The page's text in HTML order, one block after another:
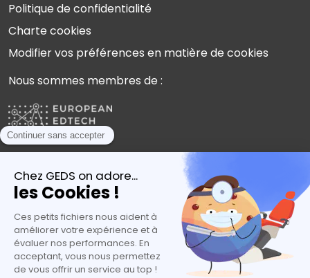
Politique de confidentialité
Charte cookies
Modifier vos préférences en matière de cookies
Nous sommes membres de :
Plébiscités par les experts de l’orientation